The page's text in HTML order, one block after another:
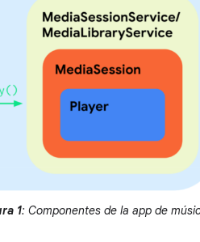
1: Componentes de la app de